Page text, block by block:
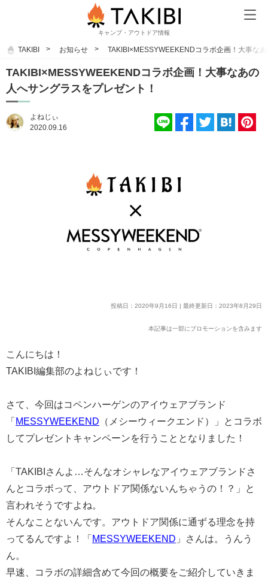
キャンプ・アウトドア情報
TAKIBI お知らせ TAKIBI×MESSYWEEKENDコラボ企画！大事な
TAKIBI×MESSYWEEKENDコラボ企画！大事なあの
人へサングラスをプレゼント！
よねじぃ
2020.09.16
投稿日：2020年9月16日 | 最終更新日：2023年8月29日
本記事は一部にプロモーションを含みます
こんにちは！
TAKIBI編集部のよねじぃです！
さて、今回はコペンハーゲンのアイウェアブランド
「 MESSYWEEKEND （メシーウィークエンド）」とコラボ
してプレゼントキャンペーンを行うこととなりました！
「TAKIBIさんよ…そんなオシャレなアイウェアブランドさ
んとコラボって、アウトドア関係ないんちゃうの！？」と
言われそうですよね。
そんなことないんです。アウトドア関係に通ずる理念を持
ってるんですよ！「 MESSYWEEKEND 」さんは。うんう
ん。
早速、コラボの詳細含めて今回の概要をご紹介していきま